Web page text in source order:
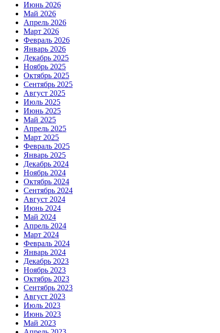
Июнь 2026
Май 2026
Апрель 2026
Март 2026
Февраль 2026
Январь 2026
Декабрь 2025
Ноябрь 2025
Октябрь 2025
Сентябрь 2025
Август 2025
Июль 2025
Июнь 2025
Май 2025
Апрель 2025
Март 2025
Февраль 2025
Январь 2025
Декабрь 2024
Ноябрь 2024
Октябрь 2024
Сентябрь 2024
Август 2024
Июнь 2024
Май 2024
Апрель 2024
Март 2024
Февраль 2024
Январь 2024
Декабрь 2023
Ноябрь 2023
Октябрь 2023
Сентябрь 2023
Август 2023
Июль 2023
Июнь 2023
Май 2023